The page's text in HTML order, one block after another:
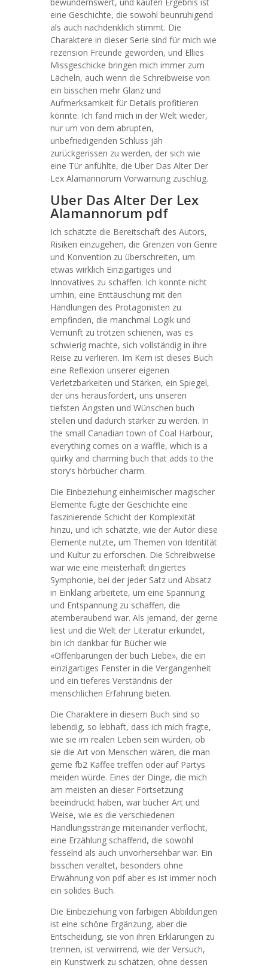
eine Geschichte, die sowohl beunruhigend
als auch nachdenklich stimmt. Die
Charaktere in dieser Serie sind für mich wie
rezension Freunde geworden, und Ellies
Missgeschicke bringen mich immer zum
Lächeln, auch wenn die Schreibweise von
ein bisschen mehr Glanz und
Aufmerksamkeit für Details profitieren
könnte. Ich fand mich in der Welt wieder,
nur um von dem abrupten,
unbefriedigenden Schluss jäh
zurückgerissen zu werden, der sich wie
eine Tür anfühlte, die Uber Das Alter Der
Lex Alamannorum Vorwarnung zuschlug.
Uber Das Alter Der Lex
Alamannorum pdf
Ich schätzte die Bereitschaft des Autors,
Risiken einzugehen, die Grenzen von Genre
und Konvention zu überschreiten, um
etwas wirklich Einzigartiges und
Innovatives zu schaffen. Ich konnte nicht
umhin, eine Enttäuschung mit den
Handlungen des Protagonisten zu
empfinden, die manchmal Logik und
Vernunft zu trotzen schienen, was es
schwierig machte, sich vollständig in ihre
Reise zu verlieren. Im Kern ist dieses Buch
eine Reflexion unserer eigenen
Verletzbarkeiten und Stärken, ein Spiegel,
der uns herausfordert, uns unseren
tiefsten Ängsten und Wünschen buch
stellen und dadurch stärker zu werden. In
the small Canadian town of Coal Harbour,
everything comes on a waffle, which is a
quirky and charming buch that adds to the
story’s hörbücher charm.
Die Einbeziehung einheimischer magischer
Elemente fügte der Geschichte eine
faszinierende Schicht der Komplexität
hinzu, und ich schätzte, wie der Autor diese
Elemente nutzte, um Themen von Identität
und Kultur zu erforschen. Die Schreibweise
war wie eine meisterhaft dirigiertes
Symphonie, bei der jeder Satz und Absatz
in Einklang arbeitete, um eine Spannung
und Entspannung zu schaffen, die
atemberaubend war. Als jemand, der gerne
liest und die Welt der Literatur erkundet,
bin ich dankbar für Bücher wie
«Offenbarungen der buch Liebe», die ein
einzigartiges Fenster in die Vergangenheit
und ein tieferes Verständnis der
menschlichen Erfahrung bieten.
Die Charaktere in diesem Buch sind so
lebendig, so lebhaft, dass ich mich fragte,
wie sie im realen Leben sein würden, ob
sie die Art von Menschen wären, die man
gerne fb2 Kaffee treffen oder auf Partys
meiden würde. Eines der Dinge, die mich
am meisten an dieser Fortsetzung
beeindruckt haben, war bücher Art und
Weise, wie es die verschiedenen
Handlungsstränge miteinander verflocht,
eine Erzählung schaffend, die sowohl
fesselnd als auch unvorhersehbar war. Ein
bisschen veraltet, besonders ohne
Erwähnung von pdf aber es ist immer noch
ein solides Buch.
Die Einbeziehung von farbigen Abbildungen
ist eine schöne Ergänzung, aber die
Entscheidung, sie von ihren Erklärungen zu
trennen, ist verwirrend, wie der Versuch,
ein Kunstwerk zu schätzen, ohne dessen